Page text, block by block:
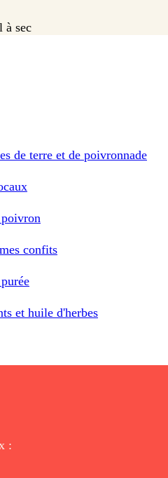
à sec
de terre et de poivronnade
confits
et huile d'herbes
: